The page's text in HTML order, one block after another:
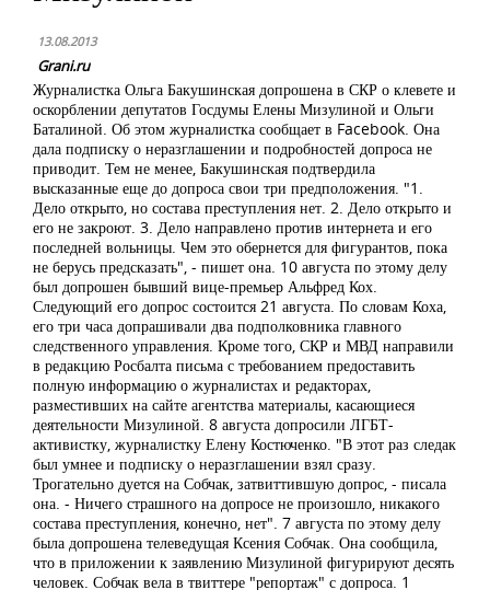
13.08.2013
Grani.ru
Журналистка Ольга Бакушинская допрошена в СКР о клевете и
оскорблении депутатов Госдумы Елены Мизулиной и Ольги
Баталиной. Об этом журналистка сообщает в Facebook. Она
дала подписку о неразглашении и подробностей допроса не
приводит. Тем не менее, Бакушинская подтвердила
высказанные еще до допроса свои три предположения. "1.
Дело открыто, но состава преступления нет. 2. Дело открыто и
его не закроют. 3. Дело направлено против интернета и его
последней вольницы. Чем это обернется для фигурантов, пока
не берусь предсказать", - пишет она. 10 августа по этому делу
был допрошен бывший вице-премьер Альфред Кох.
Следующий его допрос состоится 21 августа. По словам Коха,
его три часа допрашивали два подполковника главного
следственного управления. Кроме того, СКР и МВД направили
в редакцию Росбалта письма с требованием предоставить
полную информацию о журналистах и редакторах,
разместивших на сайте агентства материалы, касающиеся
деятельности Мизулиной. 8 августа допросили ЛГБТ-
активистку, журналистку Елену Костюченко. "В этот раз следак
был умнее и подписку о неразглашении взял сразу.
Трогательно дуется на Собчак, затвиттившую допрос, - писала
она. - Ничего страшного на допросе не произошло, никакого
состава преступления, конечно, нет". 7 августа по этому делу
была допрошена телеведущая Ксения Собчак. Она сообщила,
что в приложении к заявлению Мизулиной фигурируют десять
человек. Собчак вела в твиттере "репортаж" с допроса. 1